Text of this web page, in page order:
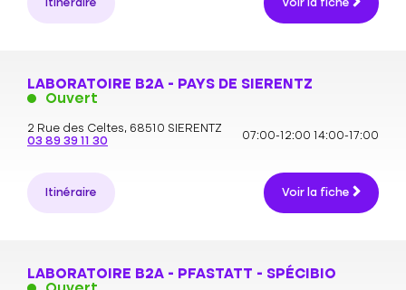
Itinéraire Voir la fiche
LABORATOIRE B2A - PAYS DE SIERENTZ
Ouvert
2 Rue des Celtes, 68510 SIERENTZ
03 89 39 11 30
07:00-12:00 14:00-17:00
Itinéraire Voir la fiche
LABORATOIRE B2A - PFASTATT - SPÉCIBIO